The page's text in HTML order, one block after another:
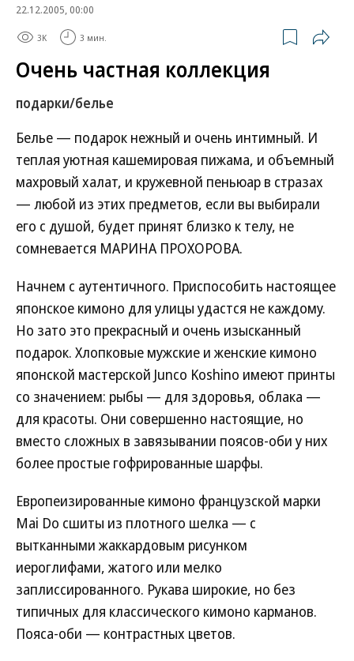
22.12.2005, 00:00
3K 3 мин.
Очень частная коллекция
подарки/белье
Белье — подарок нежный и очень интимный. И
теплая уютная кашемировая пижама, и объемный
махровый халат, и кружевной пеньюар в стразах
— любой из этих предметов, если вы выбирали
его с душой, будет принят близко к телу, не
сомневается МАРИНА ПРОХОРОВА.
Начнем с аутентичного. Приспособить настоящее
японское кимоно для улицы удастся не каждому.
Но зато это прекрасный и очень изысканный
подарок. Хлопковые мужские и женские кимоно
японской мастерской Junco Koshino имеют принты
со значением: рыбы — для здоровья, облака —
для красоты. Они совершенно настоящие, но
вместо сложных в завязывании поясов-оби у них
более простые гофрированные шарфы.
Европеизированные кимоно французской марки
Mai Do сшиты из плотного шелка — с
вытканными жаккардовым рисунком
иероглифами, жатого или мелко
заплиссированного. Рукава широкие, но без
типичных для классического кимоно карманов.
Пояса-оби — контрастных цветов.